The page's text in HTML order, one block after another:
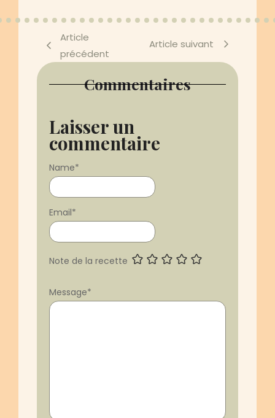
Article
précédent
Article suivant
Commentaires
Laisser un
commentaire
Note de la recette
Message*
Name*
Email*